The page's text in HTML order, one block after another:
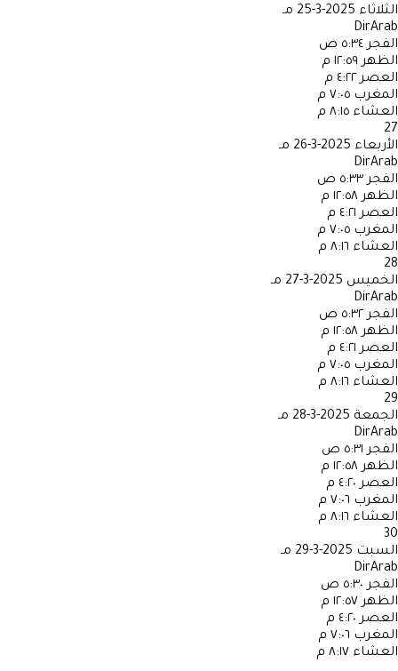
الثلاثاء 2025-3-25 مـ
DirArab
الفجر ٥:٣٤ ص
الظهر ١٢:٥٩ م
العصر ٤:٢٢ م
المغرب ٧:٠٥ م
العشاء ٨:١٥ م
27
الأربعاء 2025-3-26 مـ
DirArab
الفجر ٥:٣٣ ص
الظهر ١٢:٥٨ م
العصر ٤:٢١ م
المغرب ٧:٠٥ م
العشاء ٨:١٦ م
28
الخميس 2025-3-27 مـ
DirArab
الفجر ٥:٣٢ ص
الظهر ١٢:٥٨ م
العصر ٤:٢١ م
المغرب ٧:٠٥ م
العشاء ٨:١٦ م
29
الجمعة 2025-3-28 مـ
DirArab
الفجر ٥:٣١ ص
الظهر ١٢:٥٨ م
العصر ٤:٢٠ م
المغرب ٧:٠٦ م
العشاء ٨:١٦ م
30
السبت 2025-3-29 مـ
DirArab
الفجر ٥:٣٠ ص
الظهر ١٢:٥٧ م
العصر ٤:٢٠ م
المغرب ٧:٠٦ م
العشاء ٨:١٧ م